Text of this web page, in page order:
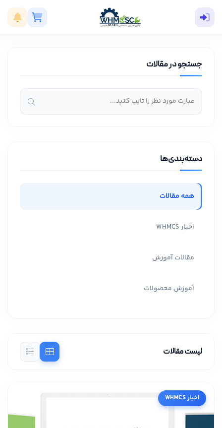
جستجو در مقالات
دسته‌بندی‌ها
همه مقالات
اخبار WHMCS
مقالات آموزش
آموزش محصولات
لیست مقالات
اخبار WHMCS